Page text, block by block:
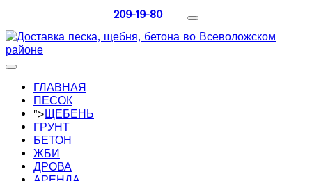
209-19-80
ГЛАВНАЯ
ПЕСОК
">ЩЕБЕНЬ
ГРУНТ
БЕТОН
ЖБИ
ДРОВА